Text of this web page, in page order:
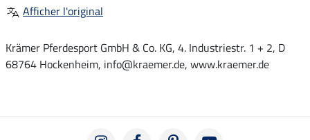
Afficher l'original
Krämer Pferdesport GmbH & Co. KG, 4. Industriestr. 1 + 2, D
68764 Hockenheim, info@kraemer.de, www.kraemer.de